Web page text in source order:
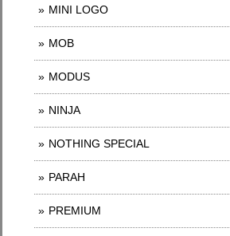
MINI LOGO
MOB
MODUS
NINJA
NOTHING SPECIAL
PARAH
PREMIUM